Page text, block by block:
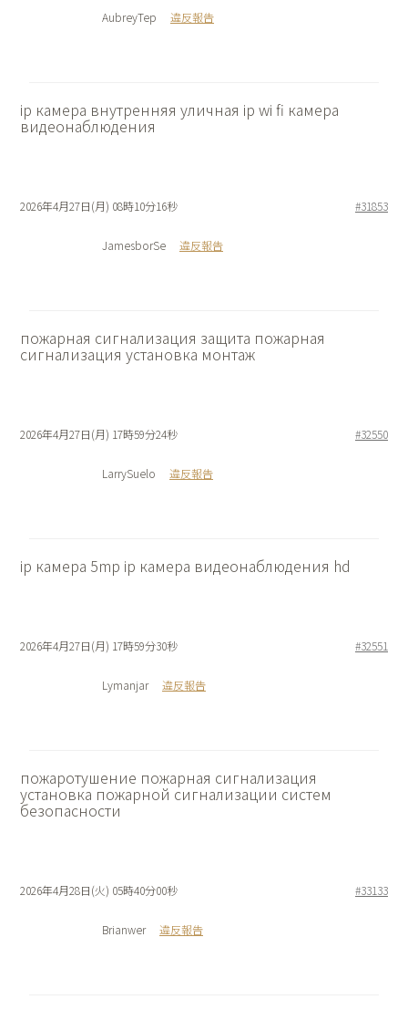
AubreyTep 違反報告
ip камера внутренняя уличная ip wi fi камера
видеонаблюдения
2026年4月27日(月) 08時10分16秒 #31853
JamesborSe 違反報告
пожарная сигнализация защита пожарная
сигнализация установка монтаж
2026年4月27日(月) 17時59分24秒 #32550
LarrySuelo 違反報告
ip камера 5mp ip камера видеонаблюдения hd
2026年4月27日(月) 17時59分30秒 #32551
Lymanjar 違反報告
пожаротушение пожарная сигнализация
установка пожарной сигнализации систем
безопасности
2026年4月28日(火) 05時40分00秒 #33133
Brianwer 違反報告